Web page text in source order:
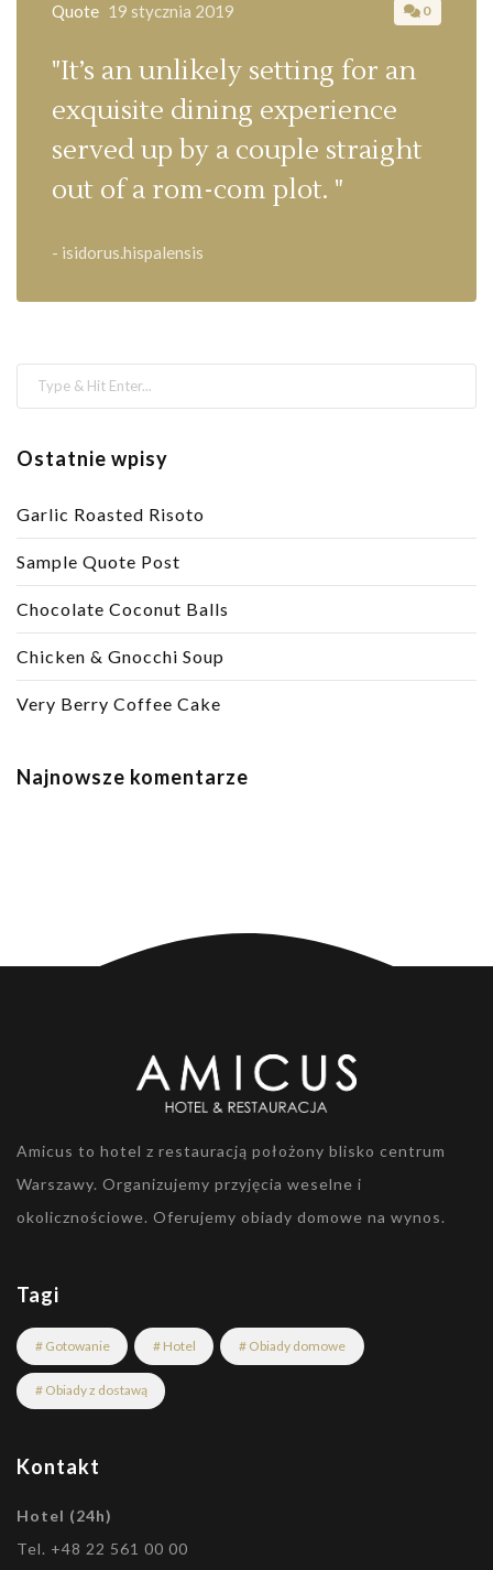
Quote 19 stycznia 2019 0
"It’s an unlikely setting for an
exquisite dining experience
served up by a couple straight
out of a rom-com plot. "
- isidorus.hispalensis
Ostatnie wpisy
Garlic Roasted Risoto
Sample Quote Post
Chocolate Coconut Balls
Chicken & Gnocchi Soup
Very Berry Coffee Cake
Najnowsze komentarze
Amicus to hotel z restauracją położony blisko centrum
Warszawy. Organizujemy przyjęcia weselne i
okolicznościowe. Oferujemy obiady domowe na wynos.
Tagi
# Gotowanie # Hotel # Obiady domowe
# Obiady z dostawą
Kontakt
Hotel (24h)
Tel. +48 22 561 00 00